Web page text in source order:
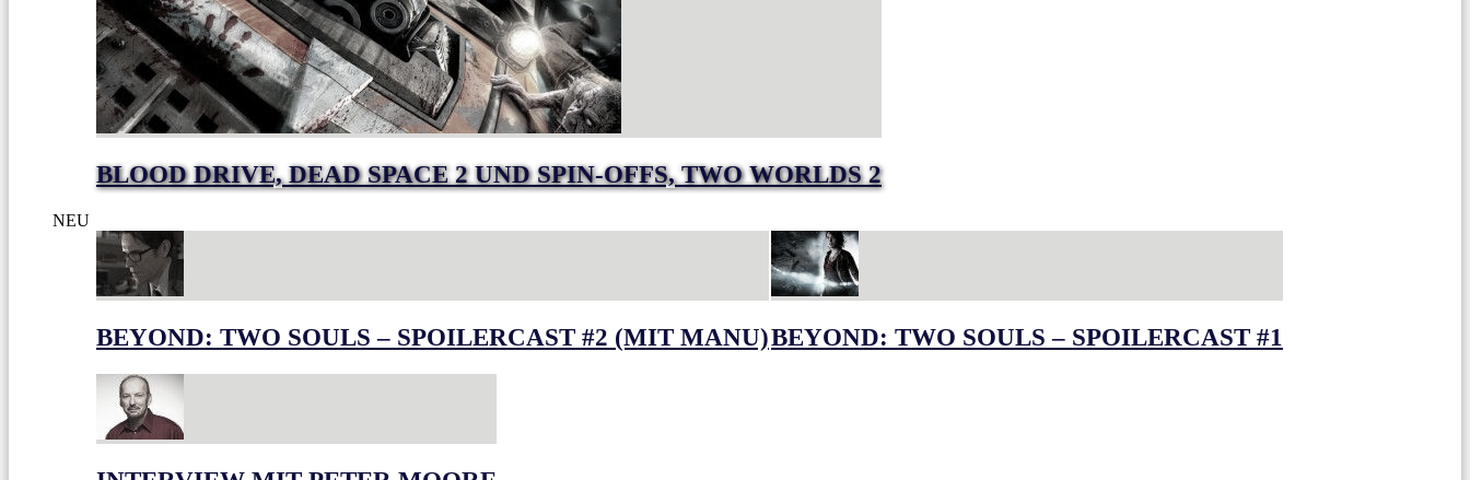
BLOOD DRIVE, DEAD SPACE 2 UND SPIN-OFFS, TWO WORLDS 2
NEU
BEYOND: TWO SOULS – SPOILERCAST #2 (MIT MANU)BEYOND: TWO SOULS – SPOILERCAST #1